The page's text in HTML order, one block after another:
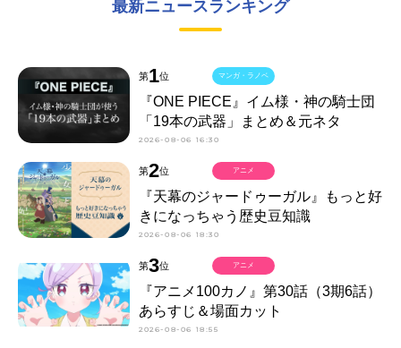
最新ニュースランキング
第1位
『ONE PIECE』イム様・神の騎士団
「19本の武器」まとめ＆元ネタ
2026-08-06 16:30
マンガ・ラノベ
第2位
『天幕のジャードゥーガル』もっと好
きになっちゃう歴史豆知識
2026-08-06 18:30
アニメ
第3位
『アニメ100カノ』第30話（3期6話）
あらすじ＆場面カット
2026-08-06 18:55
アニメ